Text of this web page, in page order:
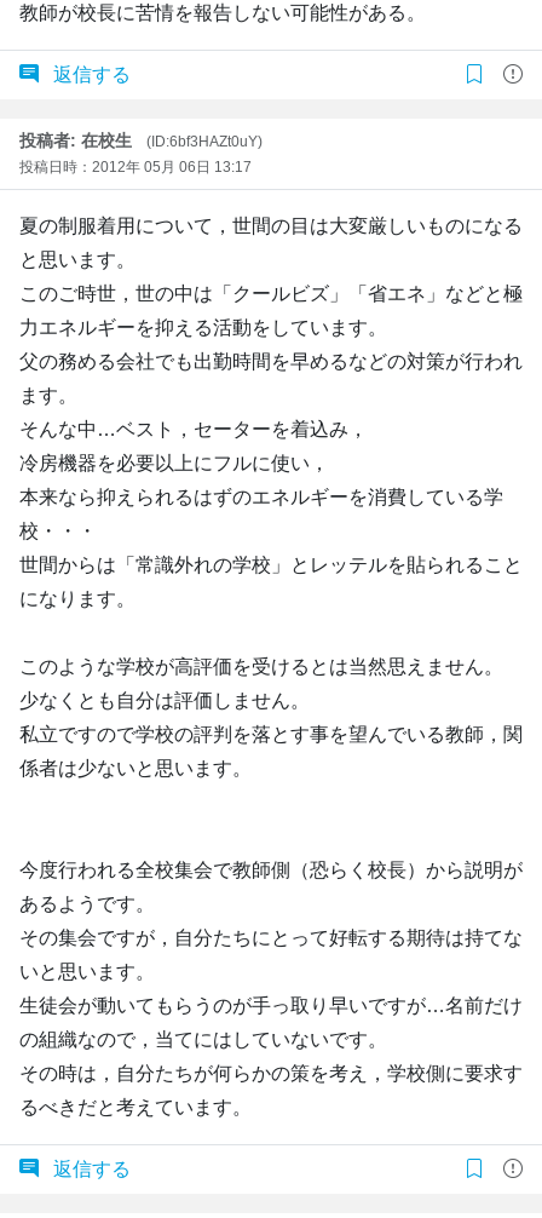
教師が校長に苦情を報告しない可能性がある。
返信する
投稿者: 在校生
(ID:6bf3HAZt0uY)
投稿日時：2012年 05月 06日 13:17
夏の制服着用について，世間の目は大変厳しいものになる
と思います。
このご時世，世の中は「クールビズ」「省エネ」などと極
力エネルギーを抑える活動をしています。
父の務める会社でも出勤時間を早めるなどの対策が行われ
ます。
そんな中…ベスト，セーターを着込み，
冷房機器を必要以上にフルに使い，
本来なら抑えられるはずのエネルギーを消費している学
校・・・
世間からは「常識外れの学校」とレッテルを貼られること
になります。
このような学校が高評価を受けるとは当然思えません。
少なくとも自分は評価しません。
私立ですので学校の評判を落とす事を望んでいる教師，関
係者は少ないと思います。
今度行われる全校集会で教師側（恐らく校長）から説明が
あるようです。
その集会ですが，自分たちにとって好転する期待は持てな
いと思います。
生徒会が動いてもらうのが手っ取り早いですが…名前だけ
の組織なので，当てにはしていないです。
その時は，自分たちが何らかの策を考え，学校側に要求す
るべきだと考えています。
返信する